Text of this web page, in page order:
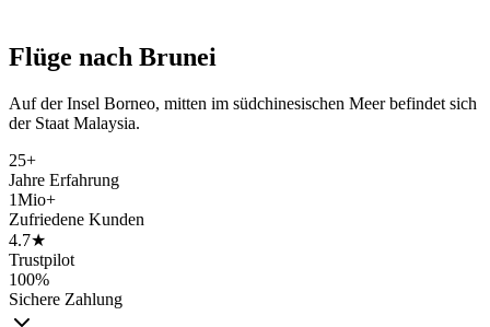
Flüge nach Brunei
Auf der Insel Borneo, mitten im südchinesischen Meer befindet sich
der Staat Malaysia.
25+
Jahre Erfahrung
1Mio+
Zufriedene Kunden
4.7★
Trustpilot
100%
Sichere Zahlung